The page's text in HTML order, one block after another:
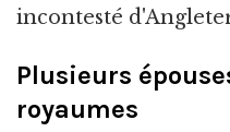
incontesté
Plusieurs
royaumes